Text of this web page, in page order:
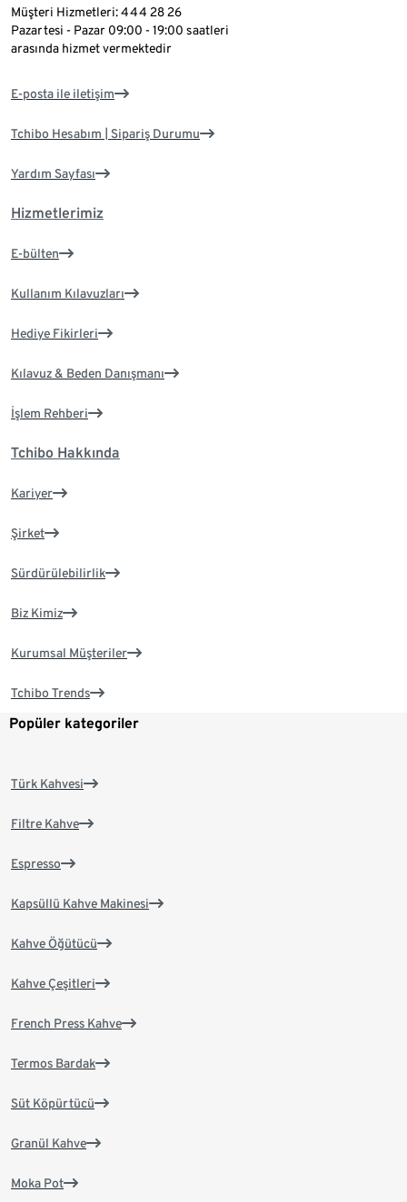
Müşteri Hizmetleri: 444 28 26
Pazartesi - Pazar 09:00 - 19:00 saatleri
arasında hizmet vermektedir
E-posta ile iletişim
Tchibo Hesabım | Sipariş Durumu
Yardım Sayfası
Hizmetlerimiz
E-bülten
Kullanım Kılavuzları
Hediye Fikirleri
Kılavuz & Beden Danışmanı
İşlem Rehberi
Tchibo Hakkında
Kariyer
Şirket
Sürdürülebilirlik
Biz Kimiz
Kurumsal Müşteriler
Tchibo Trends
Popüler kategoriler
Türk Kahvesi
Filtre Kahve
Espresso
Kapsüllü Kahve Makinesi
Kahve Öğütücü
Kahve Çeşitleri
French Press Kahve
Termos Bardak
Süt Köpürtücü
Granül Kahve
Moka Pot